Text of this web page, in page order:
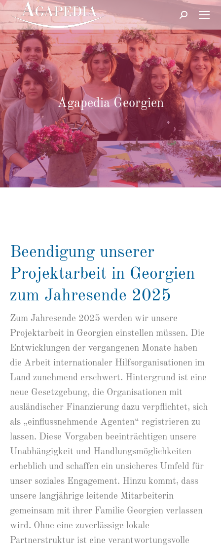
Suche:
Agapedia Georgien
Beendigung unserer
Projektarbeit in Georgien
zum Jahresende 2025
Zum Jahresende 2025 werden wir unsere
Projektarbeit in Georgien einstellen müssen. Die
Entwicklungen der vergangenen Monate haben
die Arbeit internationaler Hilfsorganisationen im
Land zunehmend erschwert. Hintergrund ist eine
neue Gesetzgebung, die Organisationen mit
ausländischer Finanzierung dazu verpflichtet, sich
als „einflussnehmende Agenten“ registrieren zu
lassen. Diese Vorgaben beeinträchtigen unsere
Unabhängigkeit und Handlungsmöglichkeiten
erheblich und schaffen ein unsicheres Umfeld für
unser soziales Engagement. Hinzu kommt, dass
unsere langjährige leitende Mitarbeiterin
gemeinsam mit ihrer Familie Georgien verlassen
wird. Ohne eine zuverlässige lokale
Partnerstruktur ist eine verantwortungsvolle